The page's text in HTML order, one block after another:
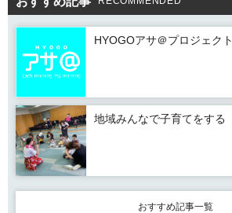
HYOGOアサ＠プロジェクト
地域みんなで子育てをする
おすすめ記事一覧